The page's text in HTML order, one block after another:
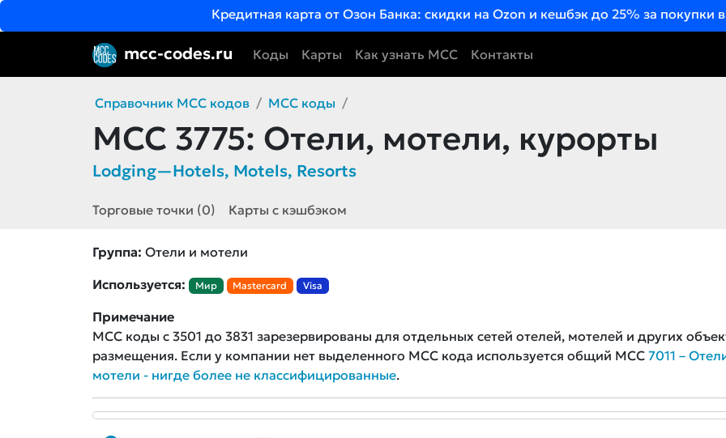
Кредитная карта от Озон Банка: скидки на Ozon и кешбэк до 25% за покупки
mcc-codes.ru Коды Карты Как узнать MCC Контакты
Справочник MCC кодов MCC коды
MCC 3775: Отели, мотели, курорты
Lodging—Hotels, Motels, Resorts
Торговые точки (0) Карты с кэшбэком
Группа: Отели и мотели
Используется:
Мир Mastercard Visa
Примечание
MCC коды с 3501 до 3831 зарезервированы для отдельных сетей отелей, мотелей и других
размещения. Если у компании нет выделенного MCC кода используется общий MCC 7011 –
мотели - нигде более не классифицированные.